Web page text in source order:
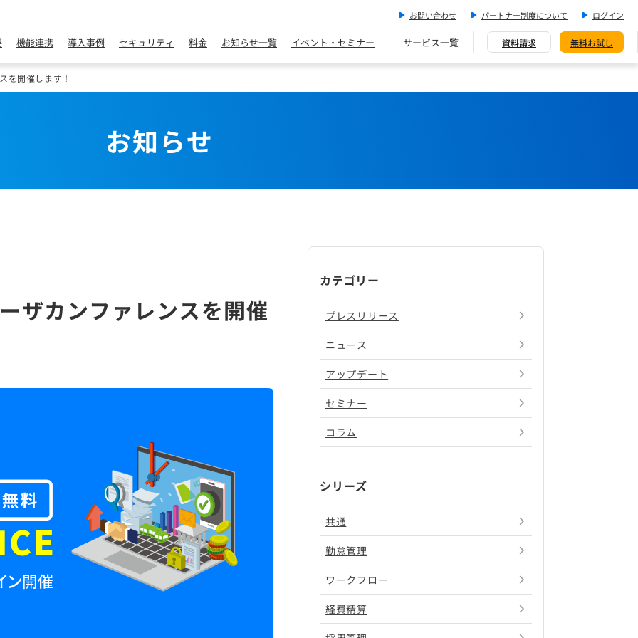
お問い合わせ パートナー制度について ログイン
機能連携 導入事例 セキュリティ 料金 お知らせ一覧 イベント・セミナー サービス一覧 資料請求 無料お試し
を開催します！
お知らせ
ザカンファレンスを開催
カテゴリー
プレスリリース
ニュース
アップデート
セミナー
コラム
シリーズ
共通
勤怠管理
ワークフロー
経費精算